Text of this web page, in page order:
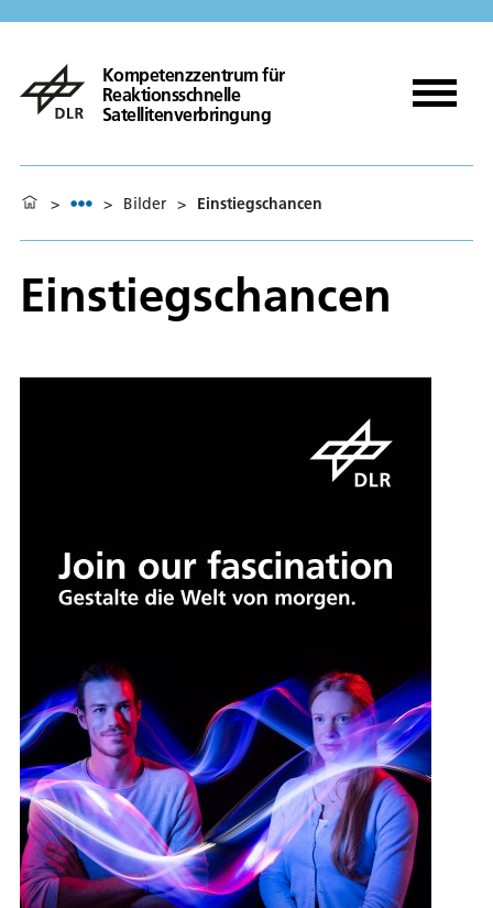
Kompetenzzentrum für
Reaktionsschnelle
Satellitenverbringung
> > Bilder > Einstiegschancen
Einstiegschancen